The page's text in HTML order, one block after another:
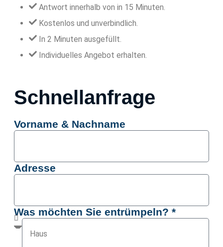
Antwort innerhalb von in 15 Minuten.
Kostenlos und unverbindlich.
In 2 Minuten ausgefüllt.
Individuelles Angebot erhalten.
Schnellanfrage
Vorname & Nachname
Adresse
Was möchten Sie entrümpeln? *